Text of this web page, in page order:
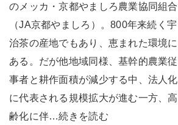
のメッカ・京都やましろ農業協同組合
（JA京都やましろ）。800年来続く宇
治茶の産地でもあり、恵まれた環境に
ある。だが他地域同様、基幹的農業従
事者と耕作面積が減少する中、法人化
に代表される規模拡大が進む一方、高
齢化に伴…続きを読む